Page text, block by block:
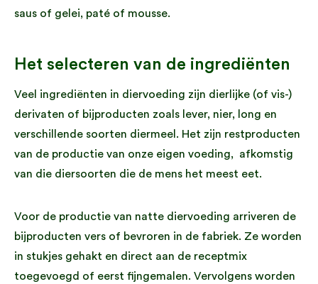
saus of gelei, paté of mousse.
Het selecteren van de ingrediënten
Veel ingrediënten in diervoeding zijn dierlijke (of vis-)
derivaten of bijproducten zoals lever, nier, long en
verschillende soorten diermeel. Het zijn restproducten
van de productie van onze eigen voeding, afkomstig
van die diersoorten die de mens het meest eet.
Voor de productie van natte diervoeding arriveren de
bijproducten vers of bevroren in de fabriek. Ze worden
in stukjes gehakt en direct aan de receptmix
toegevoegd of eerst fijngemalen. Vervolgens worden